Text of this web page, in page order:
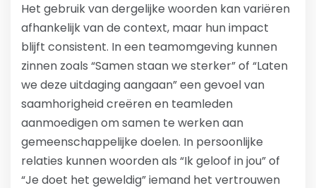
Het gebruik van dergelijke woorden kan variëren
afhankelijk van de context, maar hun impact
blijft consistent. In een teamomgeving kunnen
zinnen zoals “Samen staan we sterker” of “Laten
we deze uitdaging aangaan” een gevoel van
saamhorigheid creëren en teamleden
aanmoedigen om samen te werken aan
gemeenschappelijke doelen. In persoonlijke
relaties kunnen woorden als “Ik geloof in jou” of
“Je doet het geweldig” iemand het vertrouwen